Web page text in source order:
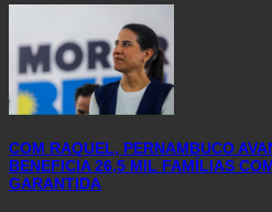
COM RAQUEL, PERNAMBUCO
BENEFICIA 26,5 MIL FAMÍLIAS
GARANTIDA